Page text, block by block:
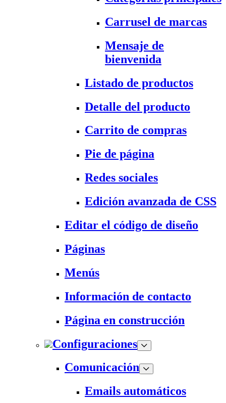
Carrusel de marcas
Mensaje de
bienvenida
Listado de productos
Detalle del producto
Carrito de compras
Pie de página
Redes sociales
Edición avanzada de CSS
Editar el código de diseño
Páginas
Menús
Información de contacto
Página en construcción
Configuraciones
Comunicación
Emails automáticos